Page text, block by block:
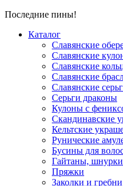
Последние пины!
Каталог
Славянские
Славянские
Славянские
Славянские
Славянские
Серьги драконы
Кулоны с
Скандинавские
Кельтские
Рунические
Бусины для
Гайтаны,
Пряжки
Заколки и гребни